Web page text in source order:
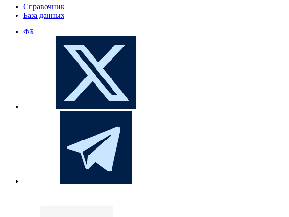
Справочник
База данных
ФБ